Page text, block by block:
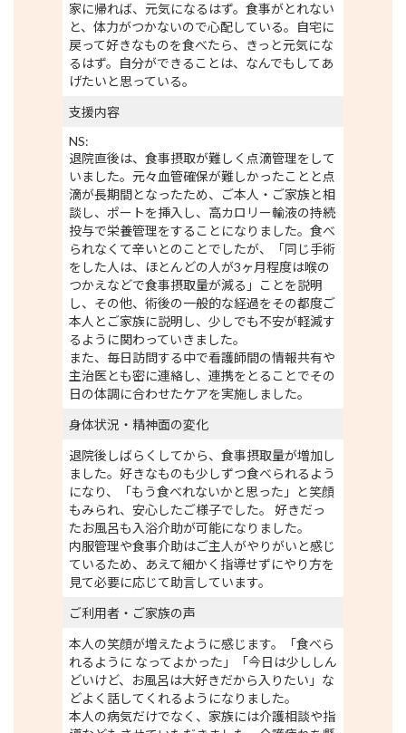
家に帰れば、元気になるはず。食事がとれない
と、体力がつかないので心配している。自宅に
戻って好きなものを食べたら、きっと元気にな
るはず。自分ができることは、なんでもしてあ
げたいと思っている。
支援内容
NS:
退院直後は、食事摂取が難しく点滴管理をして
いました。元々血管確保が難しかったことと点
滴が長期間となったため、ご本人・ご家族と相
談し、ポートを挿入し、高カロリー輸液の持続
投与で栄養管理をすることになりました。食べ
られなくて辛いとのことでしたが、「同じ手術
をした人は、ほとんどの人が3ヶ月程度は喉の
つかえなどで食事摂取量が減る」ことを説明
し、その他、術後の一般的な経過をその都度ご
本人とご家族に説明し、少しでも不安が軽減す
るように関わっていきました。
また、毎日訪問する中で看護師間の情報共有や
主治医とも密に連絡し、連携をとることでその
日の体調に合わせたケアを実施しました。
身体状況・精神面の変化
退院後しばらくしてから、食事摂取量が増加し
ました。好きなものも少しずつ食べられるよう
になり、「もう食べれないかと思った」と笑顔
もみられ、安心したご様子でした。 好きだっ
たお風呂も入浴介助が可能になりました。
内服管理や食事介助はご主人がやりがいと感じ
ているため、あえて細かく指導せずにやり方を
見て必要に応じて助言しています。
ご利用者・ご家族の声
本人の笑顔が増えたように感じます。「食べら
れるように なってよかった」「今日は少ししん
どいけど、お風呂は大好きだから入りたい」な
どよく話してくれるようになりました。
本人の病気だけでなく、家族には介護相談や指